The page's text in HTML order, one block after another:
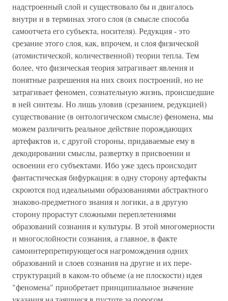
надстроенный слой и существовало бы и двигалось
внутри и в терминах этого слоя (в смысле способа
самоотчета его субъекта, носителя). Редукция - это
срезание этого слоя, как, впрочем, и слоя физической
(атомистической, количественной) теории тепла. Тем
более, что физическая теория затрагивает явления и
понятные разрешения на них своих построений, но не
затрагивает феномен, сознательную жизнь, происшедшие
в ней синтезы. Но лишь уловив (срезанием, редукцией)
существование (в онтологическом смысле) феномена, мы
можем различить реальное действие порождающих
артефактов и, с другой стороны, придаваемые ему в
декодировании смыслы, развертку в присвоении и
освоении его субъектами. Ибо уже здесь происходит
фантастическая бифуркация: в одну сторону артефакты
скроются под идеальными образованиями абстрактного
знаково-предметного знания и логики, а в другую
сторону прорастут сложными переплетениями
образований сознания и культуры. В этой многомерности
и многослойности сознания, а главное, в факте
самоинтерпретирующегося нагромождения одних
образований и слоев сознания на другие и их пере-
структураций в каком-то объеме (а не плоскости) идея
"феномена" приобретает принципиальное значение